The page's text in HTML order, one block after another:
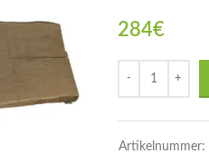
284€
Artikelnummer: